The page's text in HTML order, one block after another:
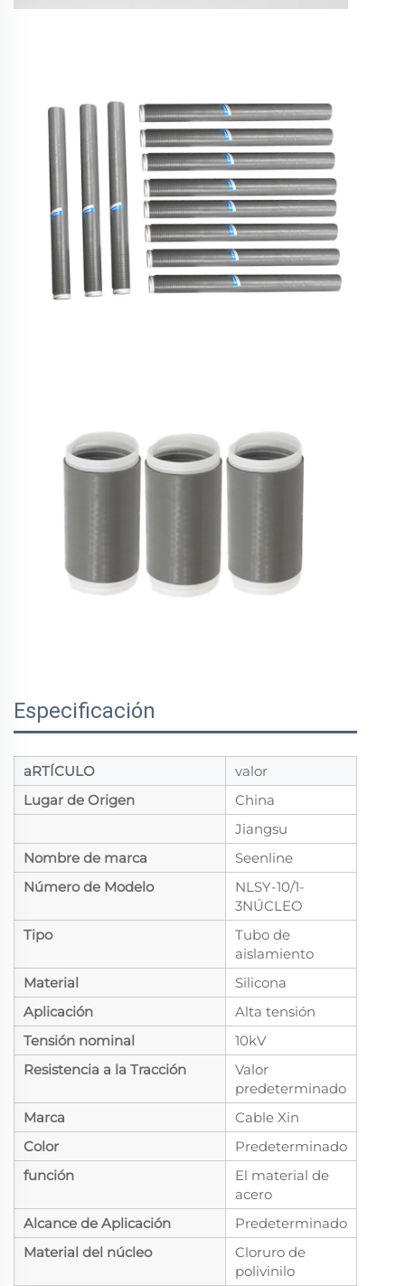
Especificación
aRTÍCULO
valor
Lugar de Origen
China
Jiangsu
Nombre de marca
Seenline
Número de Modelo
NLSY-10/1-
3NÚCLEO
Tipo
Tubo de
aislamiento
Material
Silicona
Aplicación
Alta tensión
Tensión nominal
10kV
Resistencia a la Tracción
Valor
predeterminado
Marca
Cable Xin
Color
Predeterminado
función
El material de
acero
Alcance de Aplicación
Predeterminado
Material del núcleo
Cloruro de
polivinilo